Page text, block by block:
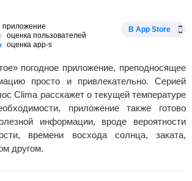
приложение
оценка пользователей
оценка app-s
В App Store
погодное приложение, преподносящее
просто и привлекательно. Серией
Clima расскажет о текущей температуре
приложение также готово
информации, вроде вероятности
времени восхода солнца, заката,
другом.